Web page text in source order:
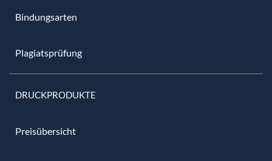
Bindungsarten
Plagiatsprüfung
DRUCKPRODUKTE
Preisübersicht